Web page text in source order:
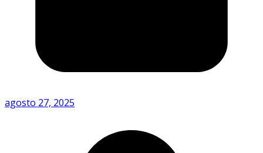
agosto 27, 2025